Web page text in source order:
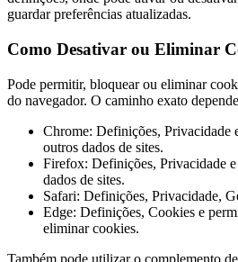
guardar preferências atualizadas.
Como Desativar ou Eliminar
Pode permitir, bloquear ou eliminar
do navegador. O caminho exato
Chrome: Definições, Privacidade
outros dados de sites.
Firefox: Definições, Privacidade
dados de sites.
Safari: Definições, Privacidade,
Edge: Definições, Cookies e
eliminar cookies.
Também pode utilizar o complemento